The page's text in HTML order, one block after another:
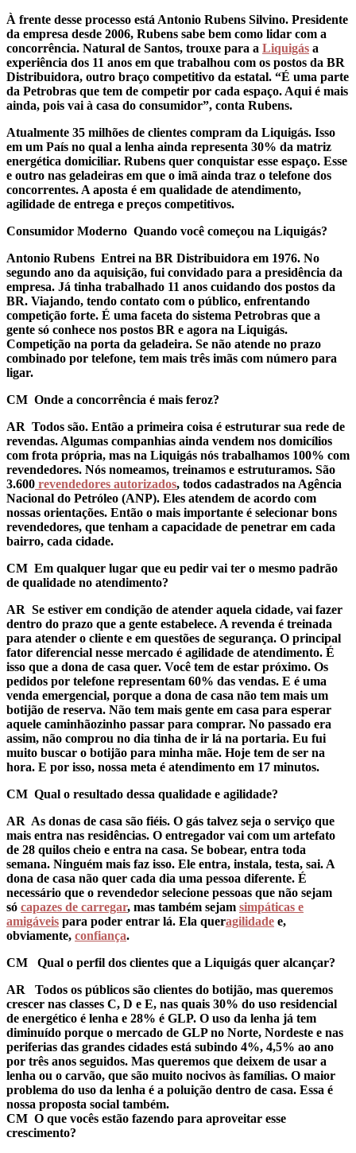
À frente desse processo está Antonio Rubens Silvino. Presidente
da empresa desde 2006, Rubens sabe bem como lidar com a
concorrência. Natural de Santos, trouxe para a Liquigás a
experiência dos 11 anos em que trabalhou com os postos da BR
Distribuidora, outro braço competitivo da estatal. “É uma parte
da Petrobras que tem de competir por cada espaço. Aqui é mais
ainda, pois vai à casa do consumidor”, conta Rubens.
Atualmente 35 milhões de clientes compram da Liquigás. Isso
em um País no qual a lenha ainda representa 30% da matriz
energética domiciliar. Rubens quer conquistar esse espaço. Esse
e outro nas geladeiras em que o imã ainda traz o telefone dos
concorrentes. A aposta é em qualidade de atendimento,
agilidade de entrega e preços competitivos.
Consumidor Moderno Quando você começou na Liquigás?
Antonio Rubens Entrei na BR Distribuidora em 1976. No
segundo ano da aquisição, fui convidado para a presidência da
empresa. Já tinha trabalhado 11 anos cuidando dos postos da
BR. Viajando, tendo contato com o público, enfrentando
competição forte. É uma faceta do sistema Petrobras que a
gente só conhece nos postos BR e agora na Liquigás.
Competição na porta da geladeira. Se não atende no prazo
combinado por telefone, tem mais três imãs com número para
ligar.
CM Onde a concorrência é mais feroz?
AR Todos são. Então a primeira coisa é estruturar sua rede de
revendas. Algumas companhias ainda vendem nos domicílios
com frota própria, mas na Liquigás nós trabalhamos 100% com
revendedores. Nós nomeamos, treinamos e estruturamos. São
3.600 revendedores autorizados, todos cadastrados na Agência
Nacional do Petróleo (ANP). Eles atendem de acordo com
nossas orientações. Então o mais importante é selecionar bons
revendedores, que tenham a capacidade de penetrar em cada
bairro, cada cidade.
CM Em qualquer lugar que eu pedir vai ter o mesmo padrão
de qualidade no atendimento?
AR Se estiver em condição de atender aquela cidade, vai fazer
dentro do prazo que a gente estabelece. A revenda é treinada
para atender o cliente e em questões de segurança. O principal
fator diferencial nesse mercado é agilidade de atendimento. É
isso que a dona de casa quer. Você tem de estar próximo. Os
pedidos por telefone representam 60% das vendas. E é uma
venda emergencial, porque a dona de casa não tem mais um
botijão de reserva. Não tem mais gente em casa para esperar
aquele caminhãozinho passar para comprar. No passado era
assim, não comprou no dia tinha de ir lá na portaria. Eu fui
muito buscar o botijão para minha mãe. Hoje tem de ser na
hora. E por isso, nossa meta é atendimento em 17 minutos.
CM Qual o resultado dessa qualidade e agilidade?
AR As donas de casa são fiéis. O gás talvez seja o serviço que
mais entra nas residências. O entregador vai com um artefato
de 28 quilos cheio e entra na casa. Se bobear, entra toda
semana. Ninguém mais faz isso. Ele entra, instala, testa, sai. A
dona de casa não quer cada dia uma pessoa diferente. É
necessário que o revendedor selecione pessoas que não sejam
só capazes de carregar, mas também sejam simpáticas e
amigáveis para poder entrar lá. Ela queragilidade e,
obviamente, confiança.
CM Qual o perfil dos clientes que a Liquigás quer alcançar?
AR Todos os públicos são clientes do botijão, mas queremos
crescer nas classes C, D e E, nas quais 30% do uso residencial
de energético é lenha e 28% é GLP. O uso da lenha já tem
diminuído porque o mercado de GLP no Norte, Nordeste e nas
periferias das grandes cidades está subindo 4%, 4,5% ao ano
por três anos seguidos. Mas queremos que deixem de usar a
lenha ou o carvão, que são muito nocivos às famílias. O maior
problema do uso da lenha é a poluição dentro de casa. Essa é
nossa proposta social também.
CM O que vocês estão fazendo para aproveitar esse
crescimento?